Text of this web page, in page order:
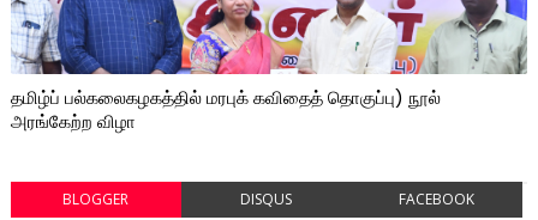
தமிழ்ப் பல்கலைகழகத்தில் மரபுக் கவிதைத் தொகுப்பு) நூல்
அரங்கேற்ற விழா
BLOGGER DISQUS FACEBOOK